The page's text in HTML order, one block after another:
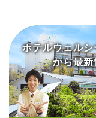
ホテルウェル
から最